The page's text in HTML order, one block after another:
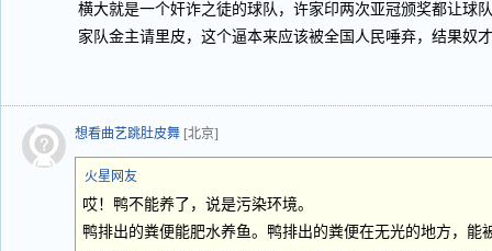
横大就是一个奸诈之徒的球队，许家印两次亚冠颁奖都让球
家队金主请里皮，这个逼本来应该被全国人民唾弃，结果奴
想看曲艺跳肚皮舞 [北京]
火星网友
哎！鸭不能养了，说是污染环境。
鸭排出的粪便能肥水养鱼。鸭排出的粪便在无光的地方，能